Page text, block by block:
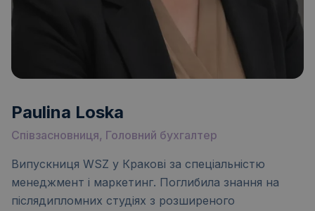
Paulina Loska
Співзасновниця, Головний бухгалтер
Випускниця WSZ у Кракові за спеціальністю
менеджмент і маркетинг. Поглибила знання на
післядипломних студіях з розширеного